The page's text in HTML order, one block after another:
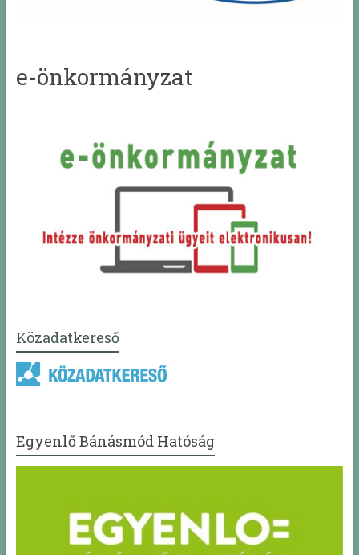
e-önkormányzat
Közadatkereső
Egyenlő Bánásmód Hatóság